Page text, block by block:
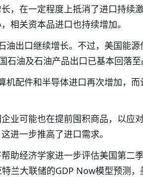
，在一定程度上抵消了进口持续
相关资本品进口也持续增加。
油出口继续增长。不过，美国能
石油及石油产品出口已基本回落至
机配件和半导体进口再次增加，
业可能也在提前囤积商品，以应
进一步推高了进口需求。
助经济学家进一步评估美国第二
特兰大联储的GDP Now模型预测